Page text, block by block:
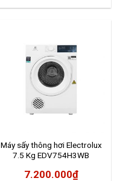
Máy sấy thông hơi Electrolux
7.5 Kg EDV754H3WB
7.200.000₫